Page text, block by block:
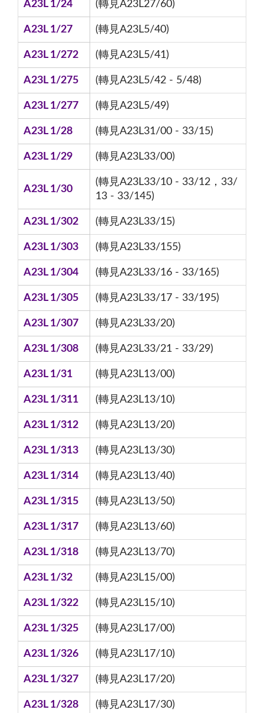
A23L 1/24 (轉見A23L27/60)
A23L 1/27 (轉見A23L5/40)
A23L 1/272 (轉見A23L5/41)
A23L 1/275 (轉見A23L5/42 - 5/48)
A23L 1/277 (轉見A23L5/49)
A23L 1/28 (轉見A23L31/00 - 33/15)
A23L 1/29 (轉見A23L33/00)
A23L 1/30
(轉見A23L33/10 - 33/12，33/
13 - 33/145)
A23L 1/302 (轉見A23L33/15)
A23L 1/303 (轉見A23L33/155)
A23L 1/304 (轉見A23L33/16 - 33/165)
A23L 1/305 (轉見A23L33/17 - 33/195)
A23L 1/307 (轉見A23L33/20)
A23L 1/308 (轉見A23L33/21 - 33/29)
A23L 1/31 (轉見A23L13/00)
A23L 1/311 (轉見A23L13/10)
A23L 1/312 (轉見A23L13/20)
A23L 1/313 (轉見A23L13/30)
A23L 1/314 (轉見A23L13/40)
A23L 1/315 (轉見A23L13/50)
A23L 1/317 (轉見A23L13/60)
A23L 1/318 (轉見A23L13/70)
A23L 1/32 (轉見A23L15/00)
A23L 1/322 (轉見A23L15/10)
A23L 1/325 (轉見A23L17/00)
A23L 1/326 (轉見A23L17/10)
A23L 1/327 (轉見A23L17/20)
A23L 1/328 (轉見A23L17/30)